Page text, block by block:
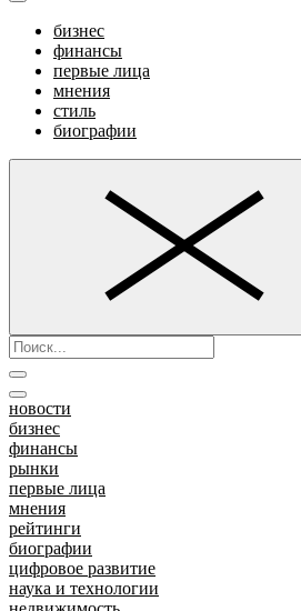
бизнес
финансы
первые лица
мнения
стиль
биографии
новости
бизнес
финансы
рынки
первые лица
мнения
рейтинги
биографии
цифровое развитие
наука и технологии